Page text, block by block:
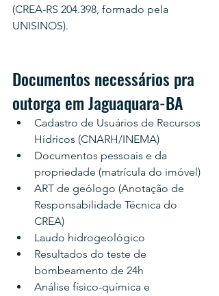
(CREA-RS 204.398, formado pela
UNISINOS).
Documentos necessários pra
outorga em Jaguaquara-BA
Cadastro de Usuários de Recursos
Hídricos (CNARH/INEMA)
Documentos pessoais e da
propriedade (matrícula do imóvel)
ART de geólogo (Anotação de
Responsabilidade Técnica do
CREA)
Laudo hidrogeológico
Resultados do teste de
bombeamento de 24h
Análise físico-química e